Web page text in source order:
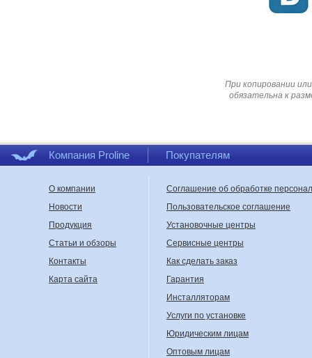
При копировании
обязательна к
Компания Proline Покупателям
О компании
Новости
Продукция
Статьи и обзоры
Контакты
Карта сайта
Соглашение об обработке
Пользовательское соглашение
Установочные центры
Сервисные центры
Как сделать заказ
Гарантия
Инсталляторам
Услуги по установке
Юридическим лицам
Оптовым лицам